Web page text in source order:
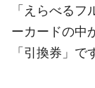
「えらべる
ーカードの中
「引換券」で